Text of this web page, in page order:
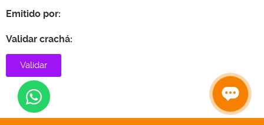
Emitido por:
Validar crachá:
Validar